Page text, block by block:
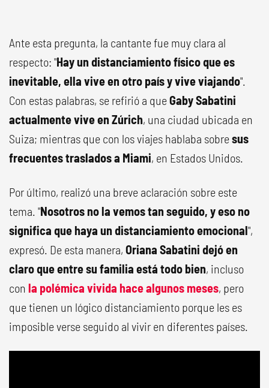
Ante esta pregunta, la cantante fue muy clara al
respecto: "Hay un distanciamiento físico que es
inevitable, ella vive en otro país y vive viajando".
Con estas palabras, se refirió a queGaby Sabatini
actualmente vive en Zúrich, una ciudad ubicada en
Suiza; mientras que con los viajes hablaba sobresus
frecuentes traslados a Miami, en Estados Unidos.
Por último, realizó una breve aclaración sobre este
tema. "Nosotros no la vemos tan seguido, y eso no
significa que haya un distanciamiento emocional",
expresó. De esta manera, Oriana Sabatini dejó en
claro que entre su familia está todo bien, incluso
con la polémica vivida hace algunos meses, pero
que tienen un lógico distanciamiento porque les es
imposible verse seguido al vivir en diferentes países.